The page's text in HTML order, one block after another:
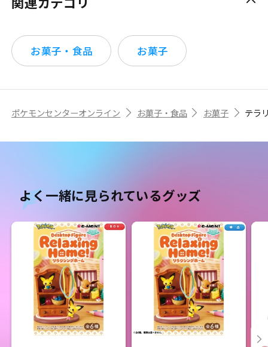
お菓子・食品 お菓子
ポケモンセンターオンライン お菓子・食品 お菓子 テラ
よく一緒に見られているグッズ